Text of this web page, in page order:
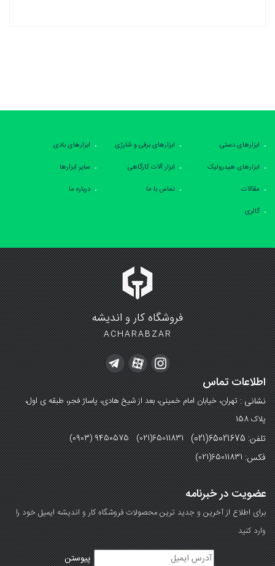
ابزارهای دستی ابزارهای برقی و شارژی
ابزارهای بادی
ابزارهای هیدرولیک
ابزار آلات کارگاهی
سایر ابزارها
مقالات
تماس با ما
درباره ما
گالری
فروشگاه کار و اندیشه
ACHARABZAR
اطلاعات تماس
نشانی :تهران، خیابان امام خمینی، بعد از شیخ هادی، پاساژ فجر، طبقه ی اول،
پلاک 158
تلفن: 65021675(021) (0903) 9450575 (021)65011831
فکس:(021)65011831
عضویت در خبرنامه
برای اطلاع از آخرین و جدید ترین محصولات فروشگاه کار و اندیشه ایمیل خود را
وارد کنید